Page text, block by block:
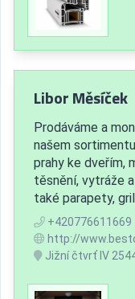
Libor Měsíček
Prodáváme a
našem
prahy ke dveřím,
těsnění, vytráže
také parapety,
+420776611669
http://
Jižní čtvrť IV